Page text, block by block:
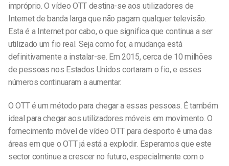
impróprio. O vídeo OTT destina-se aos utilizadores de
Internet de banda larga que não pagam qualquer televisão.
Esta é a Internet por cabo, o que significa que continua a ser
utilizado um fio real. Seja como for, a mudança está
definitivamente a instalar-se. Em 2015, cerca de 10 milhões
de pessoas nos Estados Unidos cortaram o fio, e esses
números continuaram a aumentar.
O OTT é um método para chegar a essas pessoas. É também
ideal para chegar aos utilizadores móveis em movimento. O
fornecimento móvel de vídeo OTT para desporto é uma das
áreas em que o OTT já está a explodir. Esperamos que este
sector continue a crescer no futuro, especialmente com o